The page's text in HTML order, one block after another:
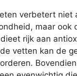
verbetert niet
maar ook
rijk aan
vetten kan de